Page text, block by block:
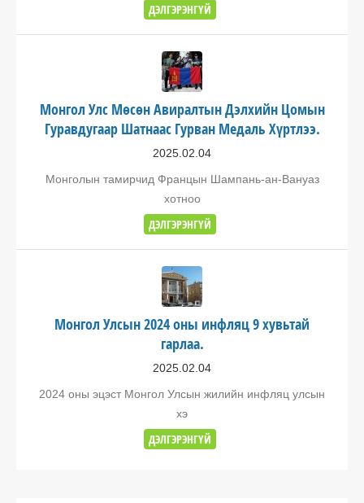
ДЭЛГЭРЭНГҮЙ
Монгол Улс Мөсөн Авиралтын Дэлхийн Цомын
Гуравдугаар Шатнаас Гурван Медаль Хүртлээ.
2025.02.04
Монголын тамирчид Францын Шампань-ан-Вануаз
хотноо
ДЭЛГЭРЭНГҮЙ
Монгол Улсын 2024 оны инфляц 9 хувьтай
гарлаа.
2025.02.04
2024 оны эцэст Монгол Улсын жилийн инфляц улсын
хэ
ДЭЛГЭРЭНГҮЙ